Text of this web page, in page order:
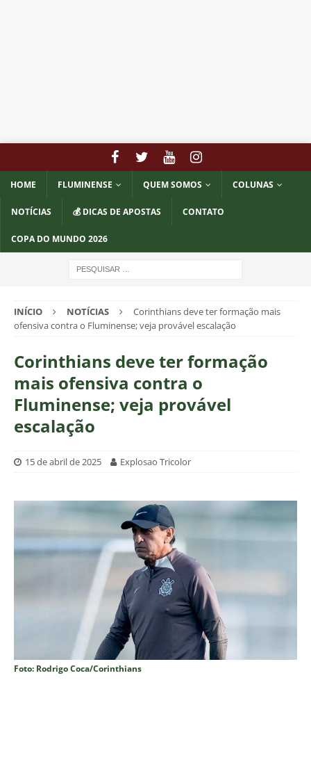
HOME FLUMINENSE QUEM SOMOS COLUNAS
NOTÍCIAS 💰 DICAS DE APOSTAS CONTATO
COPA DO MUNDO 2026
INÍCIO NOTÍCIAS
Corinthians deve ter formação mais
ofensiva contra o Fluminense; veja provável escalação
Corinthians deve ter formação
mais ofensiva contra o
Fluminense; veja provável
escalação
15 de abril de 2025 Explosao Tricolor
Foto: Rodrigo Coca/Corinthians